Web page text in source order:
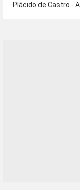
Plácido de Castro -